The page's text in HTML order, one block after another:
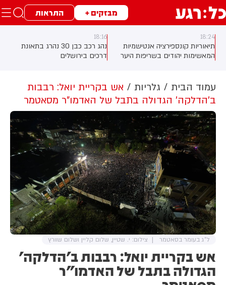
מבזקים + התראות
18:16
נהג רכב כבן 30 נהרג בתאונת
דרכים בירושלים
18:07
ידו של ילד נלכדה בתוך אביזר של
מיקסר בביתו בירושלים, לוחמי
עמוד הבית גלריות
אש בקריית יואל: רבבות
ב'הדלקה' הגדולה בתבל של האדמו"ר מסאטמר
אש בקריית יואל: רבבות ב'הדלקה'
הגדולה בתבל של האדמו"ר
ל"ג בעומר בסאטמר צילום: י. שטיין, שלום קליין ושלום שוורץ